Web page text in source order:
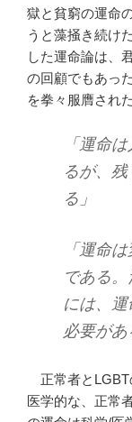
獄と貧窮の運命
うと藻掻き続け
した運命論は、
の回顧でもあっ
を拳々服膺された
「運命
るが、
る」
「運命
である
には、
必要があ
正常者とLGBT
医学的な、正常